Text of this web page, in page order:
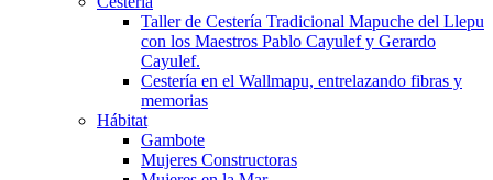
Taller de Cestería Tradicional Mapuche del Llepu
con los Maestros Pablo Cayulef y Gerardo
Cayulef.
Cestería en el Wallmapu, entrelazando fibras y
memorias
Hábitat
Gambote
Mujeres Constructoras